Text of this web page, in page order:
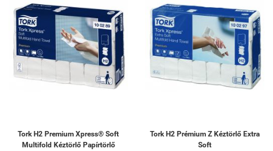
Tork H2 Premium Xpress® Soft
Multifold Kéztörlő Papírtörlő
Tork H2 Prémium Z Kéztörlő Extra
Soft